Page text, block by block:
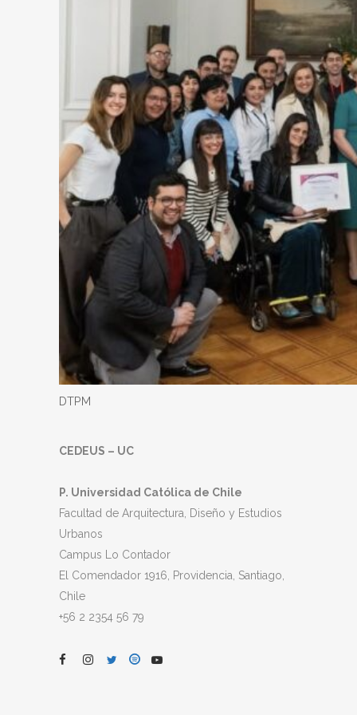
DTPM
CEDEUS – UC
P. Universidad Católica de Chile
Facultad de Arquitectura, Diseño y Estudios
Urbanos
Campus Lo Contador
El Comendador 1916, Providencia, Santiago,
Chile
+56 2 2354 56 79